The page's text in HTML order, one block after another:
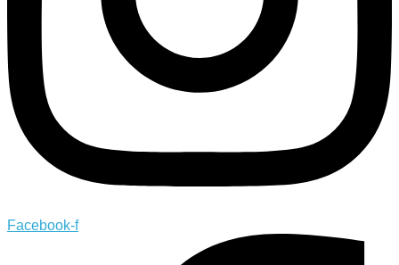
Facebook-f